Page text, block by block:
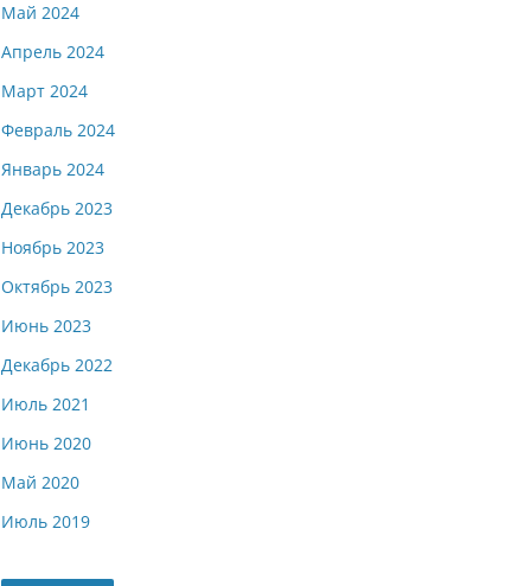
Май 2024
Апрель 2024
Март 2024
Февраль 2024
Январь 2024
Декабрь 2023
Ноябрь 2023
Октябрь 2023
Июнь 2023
Декабрь 2022
Июль 2021
Июнь 2020
Май 2020
Июль 2019